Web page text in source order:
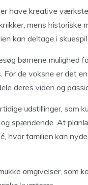
have kreative
mens historiske
kan deltage i
børnene mulighed
For de voksne er det
deres viden og
udstillinger, som
spændende. At
hvor familien kan
omgivelser, som